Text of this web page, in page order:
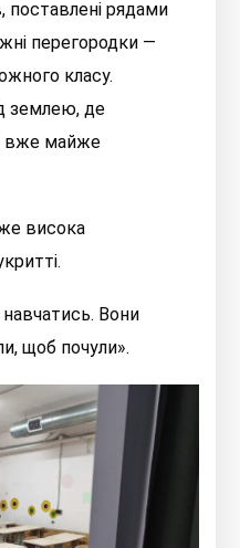
поставлені рядами
перегородки —
класу.
землею, де
вже майже
висока
Вони
щоб почули».